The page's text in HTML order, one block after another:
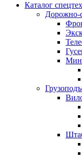
Каталог
Дорожно-